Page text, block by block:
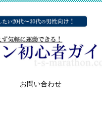
お問い合わせ